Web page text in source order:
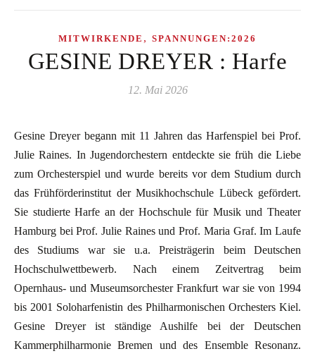
MITWIRKENDE , SPANNUNGEN:2026
GESINE DREYER : Harfe
12. Mai 2026
Gesine Dreyer begann mit 11 Jahren das Harfenspiel bei Prof.
Julie Raines. In Jugendorchestern entdeckte sie früh die Liebe
zum Orchesterspiel und wurde bereits vor dem Studium durch
das Frühförderinstitut der Musikhochschule Lübeck gefördert.
Sie studierte Harfe an der Hochschule für Musik und Theater
Hamburg bei Prof. Julie Raines und Prof. Maria Graf. Im Laufe
des Studiums war sie u.a. Preisträgerin beim Deutschen
Hochschulwettbewerb. Nach einem Zeitvertrag beim
Opernhaus- und Museumsorchester Frankfurt war sie von 1994
bis 2001 Soloharfenistin des Philharmonischen Orchesters Kiel.
Gesine Dreyer ist ständige Aushilfe bei der Deutschen
Kammerphilharmonie Bremen und des Ensemble Resonanz.